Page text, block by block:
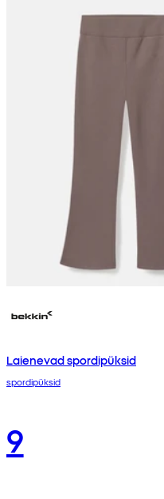
Laienevad spordipüksid
spordipüksid
9